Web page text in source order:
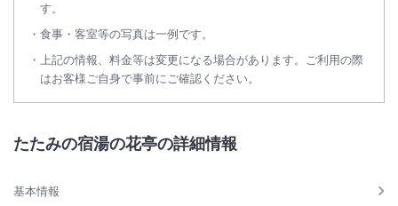
す。
食事・客室等の写真は一例です。
上記の情報、料金等は変更になる場合があります。ご利用の際
はお客様ご自身で事前にご確認ください。
たたみの宿湯の花亭の詳細情報
基本情報